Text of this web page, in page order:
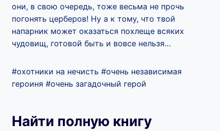
они, в свою очередь, тоже весьма не прочь
погонять церберов! Ну а к тому, что твой
напарник может оказаться похлеще всяких
чудовищ, готовой быть и вовсе нельзя…
#охотники на нечисть #очень независимая
героиня #очень загадочный герой
Найти полную книгу